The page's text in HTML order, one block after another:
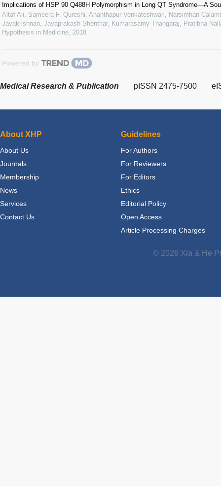
Implications of HSP 90 Q488H Polymorphism in Long QT Syndrome—A
Altaf Ali, Sameera F. Qureshi, Ananthapur Venkateshwari, Narsimhan
Jayakrishnan, Jayaprakash Shenthar, Kumarasamy Thangaraj, Pratibha
Hypothesis in Medicine 2018
Powered by
Medical Research & Publication pISSN 2475-7500
About XHP
About Us
Journals
Membership
News
Services
Contact Us
Guidelines
For Authors
For Reviewers
For Editors
Ethics
Editorial Policy
Open Access
Article Processing Charges
© 2026 Xia & He